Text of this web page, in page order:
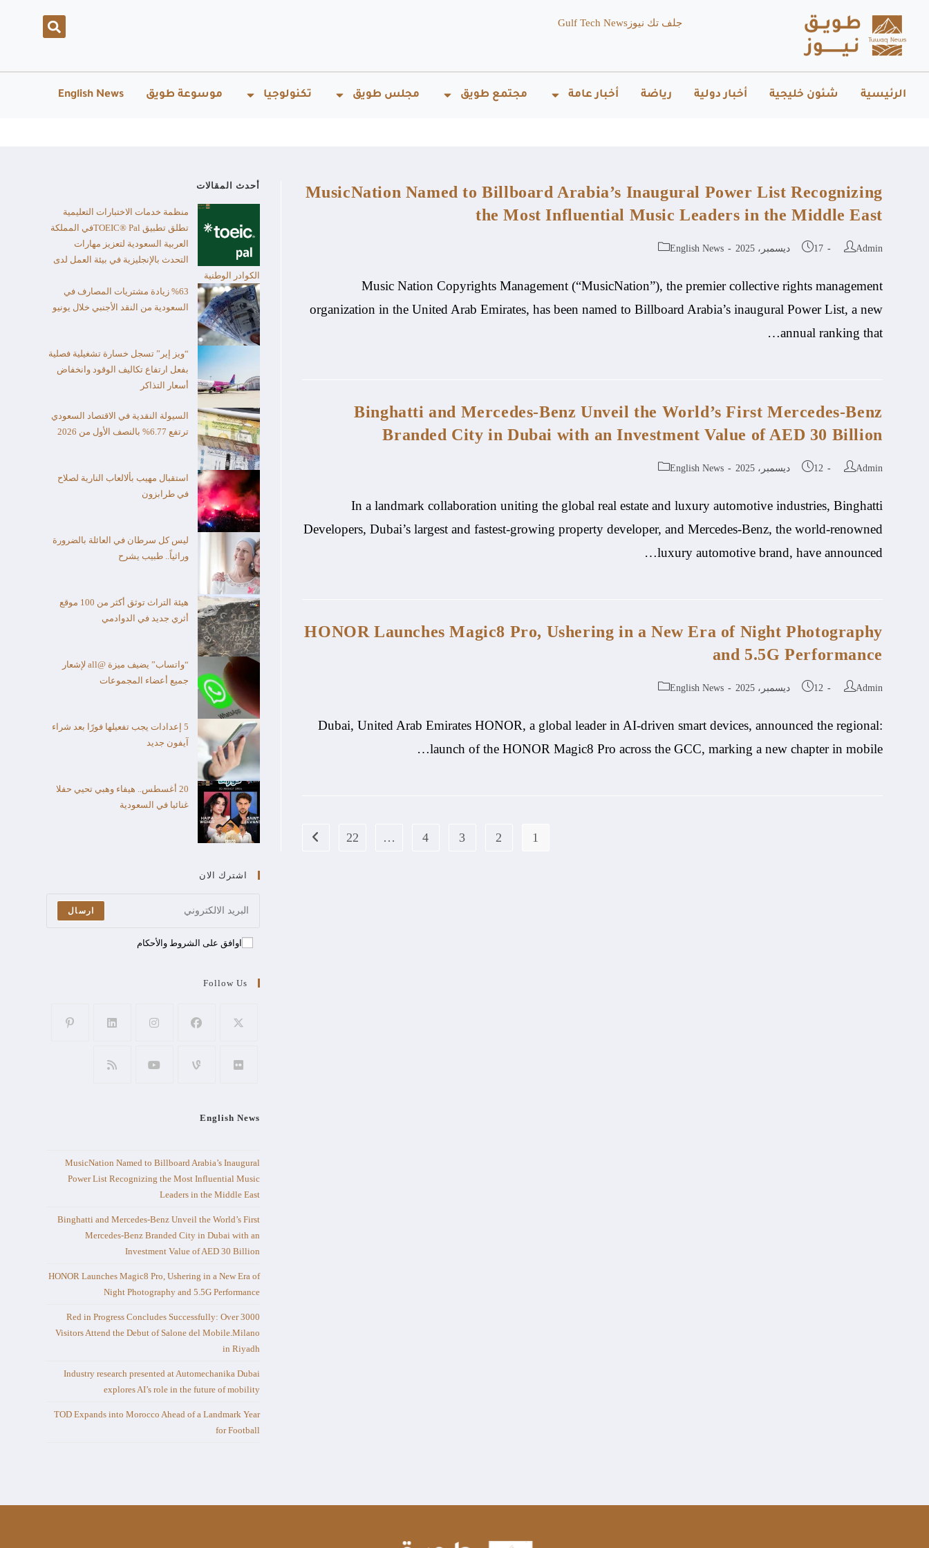
جلف تك نيوز Gulf Tech News
الرئيسية شئون خليجية أخبار دولية رياضة أخبار عامة مجتمع طويق مجلس طويق تكنولوجيا موسوعة طويق English News
MusicNation Named to Billboard Arabia’s Inaugural Power List Recognizing
the Most Influential Music Leaders in the Middle East
Admin 17 ديسمبر، 2025 English News
Music Nation Copyrights Management (“MusicNation”), the premier collective rights management
organization in the United Arab Emirates, has been named to Billboard Arabia’s inaugural Power List, a new
annual ranking that…
Binghatti and Mercedes-Benz Unveil the World’s First Mercedes-Benz
Branded City in Dubai with an Investment Value of AED 30 Billion
Admin 12 ديسمبر، 2025 English News
In a landmark collaboration uniting the global real estate and luxury automotive industries, Binghatti
Developers, Dubai’s largest and fastest-growing property developer, and Mercedes-Benz, the world-renowned
luxury automotive brand, have announced…
HONOR Launches Magic8 Pro, Ushering in a New Era of Night Photography
and 5.5G Performance
Admin 12 ديسمبر، 2025 English News
:Dubai, United Arab Emirates HONOR, a global leader in AI-driven smart devices, announced the regional
launch of the HONOR Magic8 Pro across the GCC, marking a new chapter in mobile…
1
2
3
4
…
22
أحدث المقالات
منظمة خدمات الاختبارات التعليمية
تطلق تطبيق TOEIC® Palفي المملكة
العربية السعودية لتعزيز مهارات
التحدث بالإنجليزية في بيئة العمل لدى
الكوادر الوطنية
%63 زيادة مشتريات المصارف في
السعودية من النقد الأجنبي خلال يونيو
“ويز إير” تسجل خسارة تشغيلية فصلية
بفعل ارتفاع تكاليف الوقود وانخفاض
أسعار التذاكر
السيولة النقدية في الاقتصاد السعودي
ترتفع 6.77% بالنصف الأول من 2026
استقبال مهيب بألالعاب النارية لصلاح
في طرابزون
ليس كل سرطان في العائلة بالضرورة
وراثياً.. طبيب يشرح
هيئة التراث توثق أكثر من 100 موقع
أثري جديد في الدوادمي
“واتساب” يضيف ميزة @all لإشعار
جميع أعضاء المجموعات
5 إعدادات يجب تفعيلها فورًا بعد شراء
آيفون جديد
20 أغسطس.. هيفاء وهبي تحيي حفلا
غنائيا في السعودية
اشترك الان
ارسال
اوافق على الشروط والأحكام
Follow Us
English News
MusicNation Named to Billboard Arabia’s Inaugural
Power List Recognizing the Most Influential Music
Leaders in the Middle East
Binghatti and Mercedes-Benz Unveil the World’s First
Mercedes-Benz Branded City in Dubai with an
Investment Value of AED 30 Billion
HONOR Launches Magic8 Pro, Ushering in a New Era of
Night Photography and 5.5G Performance
Red in Progress Concludes Successfully: Over 3000
Visitors Attend the Debut of Salone del Mobile.Milano
in Riyadh
Industry research presented at Automechanika Dubai
explores AI’s role in the future of mobility
TOD Expands into Morocco Ahead of a Landmark Year
for Football